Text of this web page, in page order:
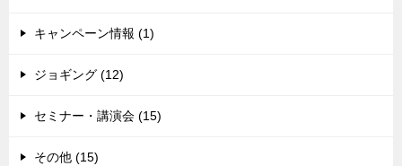
キャンペーン情報 (1)
ジョギング (12)
セミナー・講演会 (15)
その他 (15)